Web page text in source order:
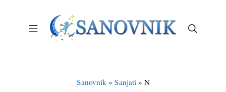
Mobile Menu
Sanovnik» Sanjati» N